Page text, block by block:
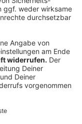
Die
Bewertungen